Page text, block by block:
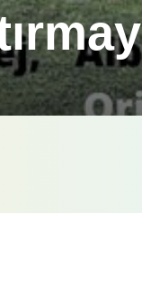
felaketinin
olmak